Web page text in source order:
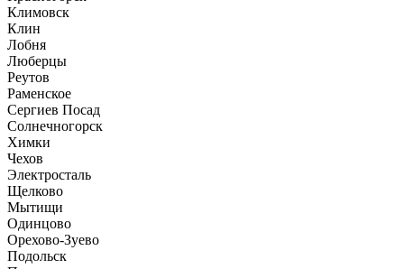
Климовск
Клин
Лобня
Люберцы
Реутов
Раменское
Сергиев Посад
Солнечногорск
Химки
Чехов
Электросталь
Щелково
Мытищи
Одинцово
Орехово-Зуево
Подольск